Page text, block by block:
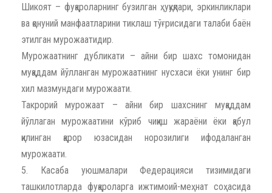
Шикоят – фуқароларнинг бузилган ҳуқуқлари, эркинликлари
ва қонуний манфаатларини тиклаш тўғрисидаги талаби баён
этилган мурожаатидир.
Мурожаатнинг дубликати – айни бир шахс томонидан
муқаддам йўлланган мурожаатнинг нусхаси ёки унинг бир
хил мазмундаги мурожаати.
Такрорий мурожаат – айни бир шахснинг муқаддам
йўллаган мурожаатини кўриб чиқиш жараёни ёки қабул
қилинган қарор юзасидан норозилиги ифодаланган
мурожаати.
5. Касаба уюшмалари Федерацияси тизимидаги
ташкилотларда фуқароларга ижтимоий-меҳнат соҳасида